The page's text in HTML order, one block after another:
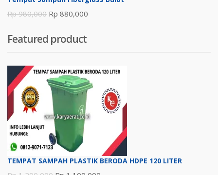
Rp980,000 Harga
adalah:
Rp 980,000.
Rp 880,000
adalah:
Rp 880,000.
Featured product
TEMPAT SAMPAH PLASTIK BERODA HDPE 120 LITER